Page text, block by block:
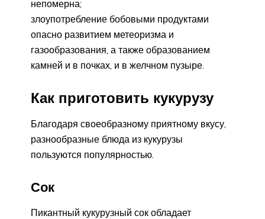
непомерна;
злоупотребление бобовыми продуктами
опасно развитием метеоризма и
газообразования, а также образованием
камней и в почках, и в желчном пузыре.
Как приготовить кукурузу
Благодаря своеобразному приятному вкусу,
разнообразные блюда из кукурузы
пользуются популярностью.
Сок
Пикантный кукурузный сок обладает